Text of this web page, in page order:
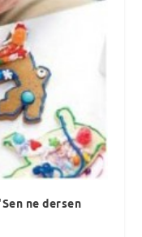
ne dersen